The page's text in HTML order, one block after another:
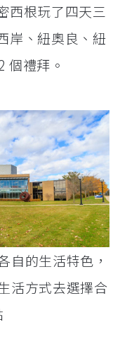
西根玩了四天三
岸、紐奧良、紐
個禮拜。
自的生活特色，
活方式去選擇合